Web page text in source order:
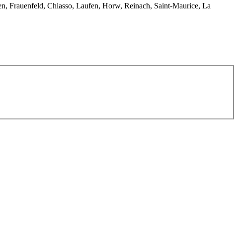
Frauenfeld, Chiasso, Laufen, Horw, Reinach, Saint-Maurice, La